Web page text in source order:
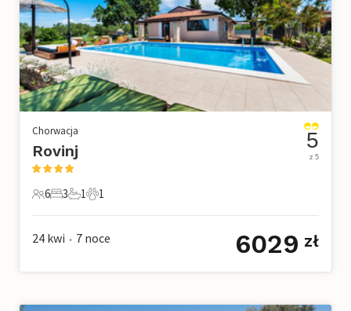
Chorwacja
Rovinj
6 Goście
6
3 Sypialnie
3
1 Łazienka
1
1 Zwierzę domowe
1
5
z 5
24 kwi • 7 noce 6029 zł